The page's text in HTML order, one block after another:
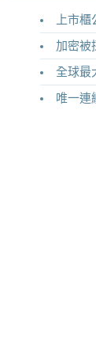
上市櫃
加密被採
全球最大
唯一連續